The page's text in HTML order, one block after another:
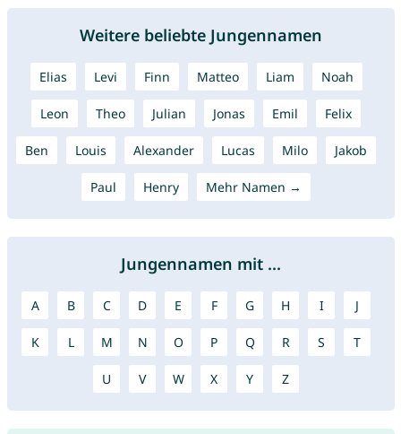
Weitere beliebte Jungennamen
Elias Levi Finn Matteo Liam Noah
Leon Theo Julian Jonas Emil Felix
Ben Louis Alexander Lucas Milo Jakob
Paul Henry Mehr Namen →
Jungennamen mit ...
A B C D E F G H I J
K L M N O P Q R S T
U V W X Y Z